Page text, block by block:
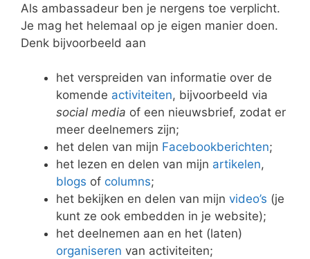
Als ambassadeur ben je nergens toe verplicht.
Je mag het helemaal op je eigen manier doen.
Denk bijvoorbeeld aan
het verspreiden van informatie over de
komende activiteiten, bijvoorbeeld via
social media of een nieuwsbrief, zodat er
meer deelnemers zijn;
het delen van mijn Facebookberichten;
het lezen en delen van mijn artikelen,
blogs of columns;
het bekijken en delen van mijn video’s (je
kunt ze ook embedden in je website);
het deelnemen aan en het (laten)
organiseren van activiteiten;